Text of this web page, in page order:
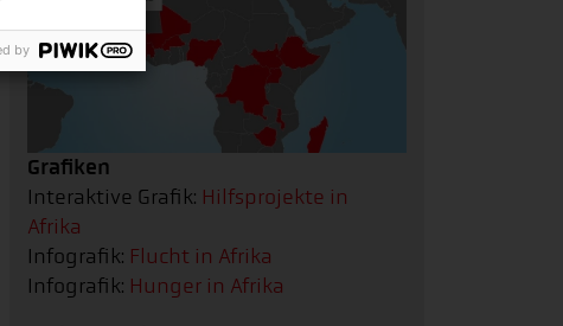
Grafiken
Interaktive Grafik: Hilfsprojekte in
Afrika
Infografik: Flucht in Afrika
Infografik: Hunger in Afrika
by